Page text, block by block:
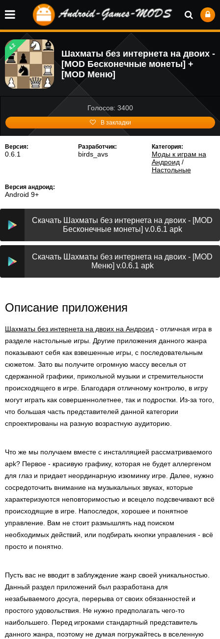
4.2
Шахматы без интернета на двоих -
[MOD Бесконечные монеты] +
[MOD Меню]
Голосов: 3400
В закладки
Версия:
0.6.1
Разработчик:
birds_avs
Категория:
Моды к играм на
Андроид /
Настольные
Версия андроид:
Android 9+
Скачать Шахматы без интернета на двоих - [MOD
Бесконечные монеты] v.0.6.1 apk
Скачать Шахматы без интернета на двоих - [MOD
Меню] v.0.6.1 apk
Описание приложения
Шахматы без интернета на двоих на Андроид - отличная игра в
разделе настольные игры. Другие приложения данного жанра
показывают себя как взвешенные игры, с последовательным
сюжетом. Зато вы получите огромную массу веселья от
сдержанной графики, прикольной музыки и стремительности
происходящего в игре. Благодаря отличному контролю, в игру
могут играть как совершеннолетнее, так и подростки. Из-за того,
что большая часть представителей данной категории
спроектированы на разную возрастную аудиторию.
Что же мы получаем вместе с инсталляцией рассматриваемого
apk? Первое - красивую графику, которая не будет аллергеном
для глаз и придает неординарную изюминку игре. Далее, нужно
сосредоточить внимание на музыкальных звуках, которые
характеризуются неповторимостью и всецело подсвечивают всё
происходящие в игре. Напоследок, хорошее и понятное
управление. Вам не стоит размышлять над поиском
необходимых действий, или подбирать кнопки управления - всё
просто и понятно.
Пусть вас не вводит в заблуждение жанр своей уникальностью.
Данный раздел приложений был разработана для
незабываемого досуга, перерыва от своих обязанностей и
простого удовольствия. Не нужно предполагать чего-то
наибольшего. Перед игроками стандартный представитель
данного жанра, поэтому не думая погружайтесь в вселенную